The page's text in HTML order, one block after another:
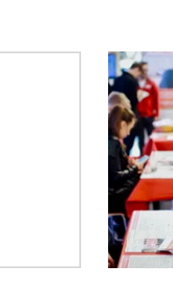
lub przesuń palcem,